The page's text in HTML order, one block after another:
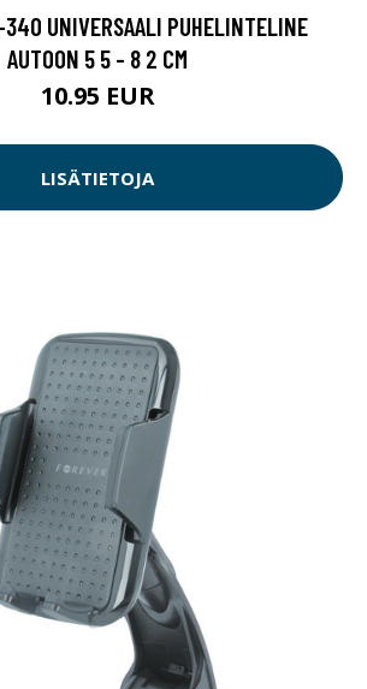
340 UNIVERSAALI PUHELINTELINE
AUTOON 5 5 - 8 2 CM
10.95 EUR
LISÄTIETOJA